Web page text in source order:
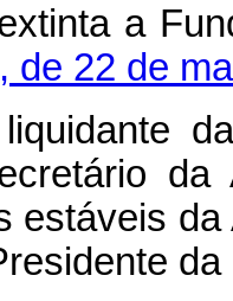
a
de 22 de
da
estáveis